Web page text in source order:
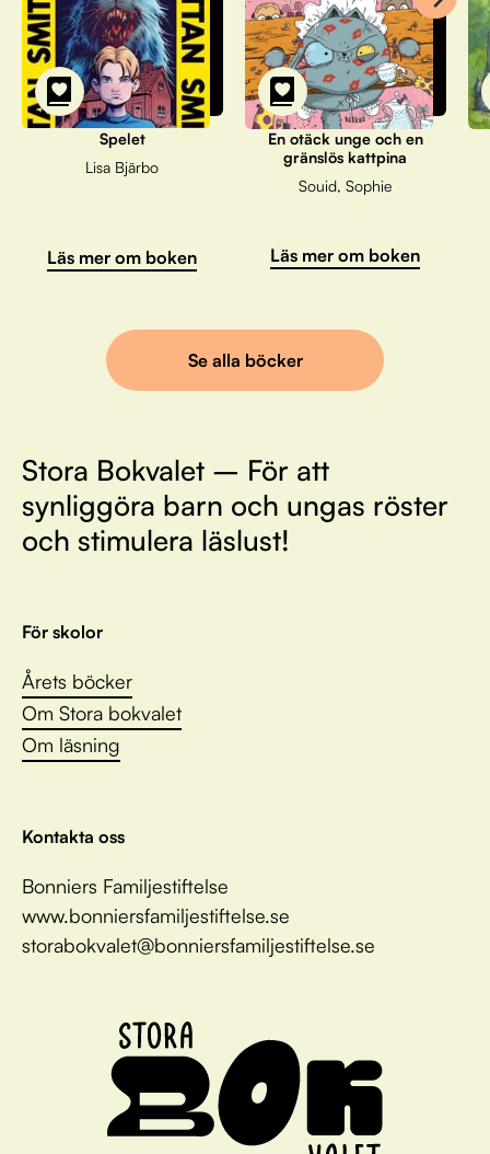
Spelet
Lisa Bjärbo
Läs mer om boken
En otäck unge och en
gränslös kattpina
Souid, Sophie
Läs mer om boken
Se alla böcker
Stora Bokvalet – För att
synliggöra barn och ungas röster
och stimulera läslust!
För skolor
Årets böcker
Om Stora bokvalet
Om läsning
Kontakta oss
Bonniers Familjestiftelse
www.bonniersfamiljestiftelse.se
storabokvalet@bonniersfamiljestiftelse.se